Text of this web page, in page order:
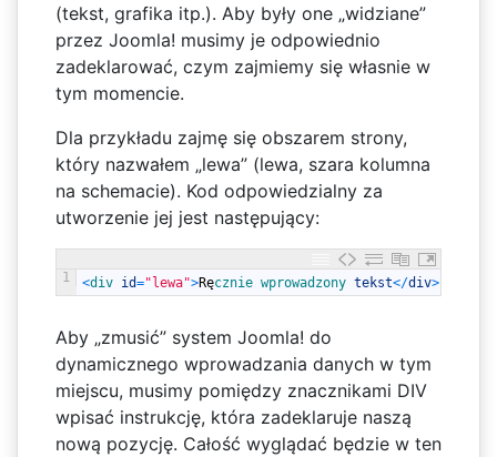
(tekst, grafika itp.). Aby były one „widziane”
przez Joomla! musimy je odpowiednio
zadeklarować, czym zajmiemy się własnie w
tym momencie.
Dla przykładu zajmę się obszarem strony,
który nazwałem „lewa” (lewa, szara kolumna
na schemacie). Kod odpowiedzialny za
utworzenie jej jest następujący:
1 <div id="lewa">Ręcznie wprowadzony tekst</div>
Aby „zmusić” system Joomla! do
dynamicznego wprowadzania danych w tym
miejscu, musimy pomiędzy znacznikami DIV
wpisać instrukcję, która zadeklaruje naszą
nową pozycję. Całość wyglądać będzie w ten